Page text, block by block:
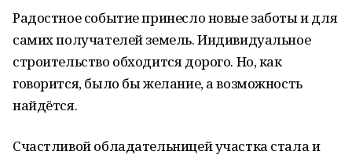
Радостное событие принесло новые заботы и для
самих получателей земель. Индивидуальное
строительство обходится дорого. Но, как
говорится, было бы желание, а возможность
найдётся.
Счастливой обладательницей участка стала и